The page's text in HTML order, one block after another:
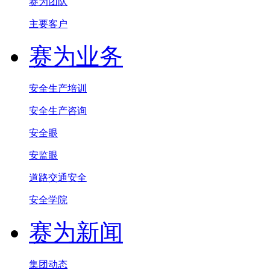
主要客户
赛为业务
安全生产培训
安全生产咨询
安全眼
安监眼
道路交通安全
安全学院
赛为新闻
集团动态